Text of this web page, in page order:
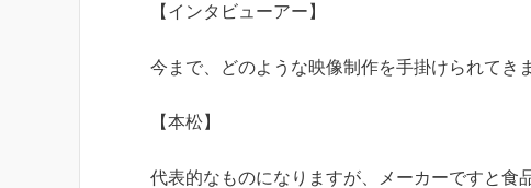
【インタビューアー】
今まで、どのような映像制作を手掛けられてき
【本松】
代表的なものになりますが、メーカーですと食